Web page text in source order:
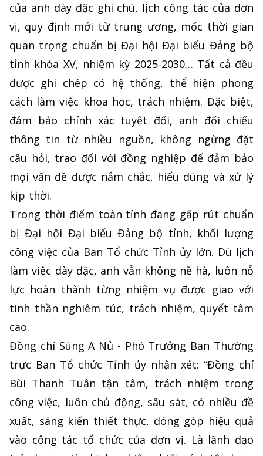
của anh dày đặc ghi chú, lịch công tác của đơn
vị, quy định mới từ trung ương, mốc thời gian
quan trọng chuẩn bị Đại hội Đại biểu Đảng bộ
tỉnh khóa XV, nhiệm kỳ 2025-2030… Tất cả đều
được ghi chép có hệ thống, thể hiện phong
cách làm việc khoa học, trách nhiệm. Đặc biệt,
đảm bảo chính xác tuyệt đối, anh đối chiếu
thông tin từ nhiều nguồn, không ngừng đặt
câu hỏi, trao đổi với đồng nghiệp để đảm bảo
mọi vấn đề được nắm chắc, hiểu đúng và xử lý
kịp thời.
Trong thời điểm toàn tỉnh đang gấp rút chuẩn
bị Đại hội Đại biểu Đảng bộ tỉnh, khối lượng
công việc của Ban Tổ chức Tỉnh ủy lớn. Dù lịch
làm việc dày đặc, anh vẫn không nề hà, luôn nỗ
lực hoàn thành từng nhiệm vụ được giao với
tinh thần nghiêm túc, trách nhiệm, quyết tâm
cao.
Đồng chí Sùng A Nủ - Phó Trưởng Ban Thường
trực Ban Tổ chức Tỉnh ủy nhận xét: “Đồng chí
Bùi Thanh Tuân tận tâm, trách nhiệm trong
công việc, luôn chủ động, sâu sát, có nhiều đề
xuất, sáng kiến thiết thực, đóng góp hiệu quả
vào công tác tổ chức của đơn vị. Là lãnh đạo